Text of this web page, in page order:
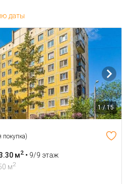
даты
1 / 15
покупка)
м2 • 9/9 этаж
м2